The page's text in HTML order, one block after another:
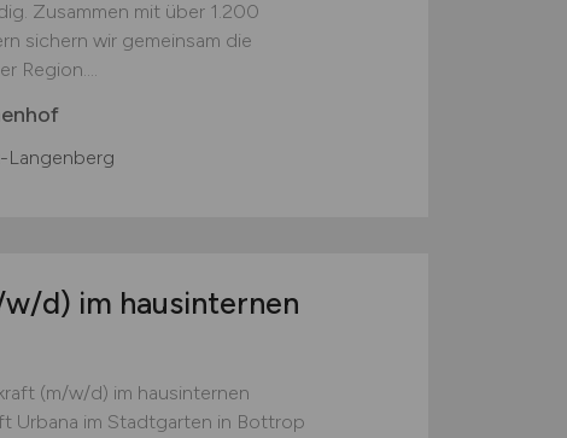
Zusammen mit über 1.200
sichern wir gemeinsam die
Region....
Langenberg
d) im hausinternen
(m/w/d) im hausinternen
Urbana im Stadtgarten in Bottrop